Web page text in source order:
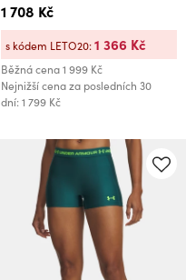
1 708 Kč
Běžná cena1 999 Kč
Nejnižší cena za posledních 30
dní: 1 799 Kč
s kódem LETO20:1 366 Kč